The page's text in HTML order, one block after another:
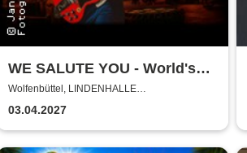
WE SALUTE YOU - World's
biggest Tribute to AC/DC
Wolfenbüttel, LINDENHALLE
WOLFENBÜTTEL
03.04.2027